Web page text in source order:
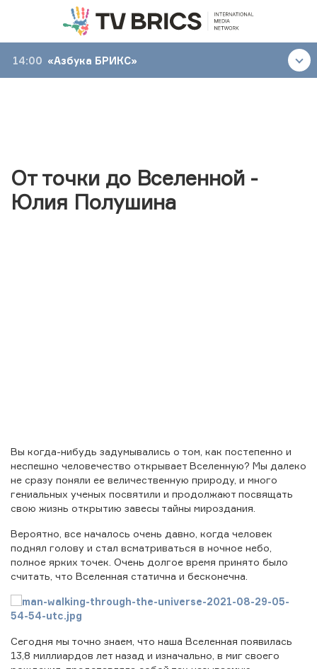
14:00 «Азбука БРИКС»
От точки до Вселенной -
Юлия Полушина
Вы когда-нибудь задумывались о том, как постепенно и
неспешно человечество открывает Вселенную? Мы далеко
не сразу поняли ее величественную природу, и много
гениальных ученых посвятили и продолжают посвящать
свою жизнь открытию завесы тайны мироздания.
Вероятно, все началось очень давно, когда человек
поднял голову и стал всматриваться в ночное небо,
полное ярких точек. Очень долгое время принято было
считать, что Вселенная статична и бесконечна.
Сегодня мы точно знаем, что наша Вселенная появилась
13,8 миллиардов лет назад и изначально, в миг своего